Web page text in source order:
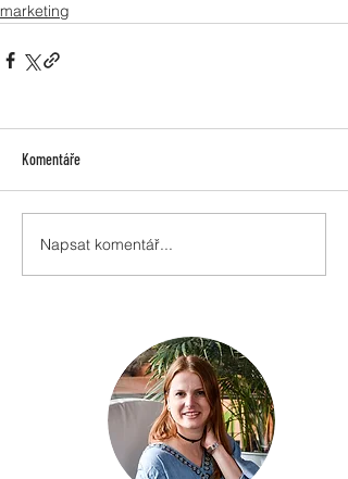
marketing
Komentáře
Napsat komentář...